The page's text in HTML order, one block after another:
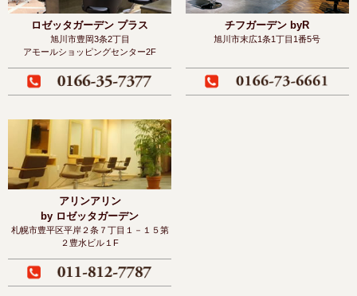
ロゼッタガーデン プラス
旭川市豊岡3条2丁目
アモールショッピングセンター2F
チフガーデン byR
旭川市末広1条1丁目1番5号
アリンアリン
by ロゼッタガーデン
札幌市豊平区平岸２条７丁目１－１５第
２豊水ビル１F